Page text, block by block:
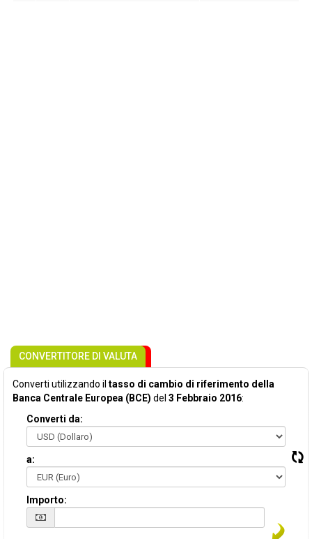
CONVERTITORE DI VALUTA
Converti utilizzando il tasso di cambio di riferimento della
Banca Centrale Europea (BCE) del 3 Febbraio 2016:
Converti da:
a:
Importo: